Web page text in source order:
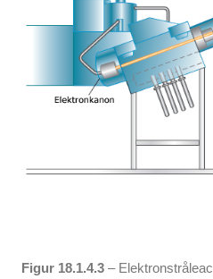
Figur 18.1.4.3 –